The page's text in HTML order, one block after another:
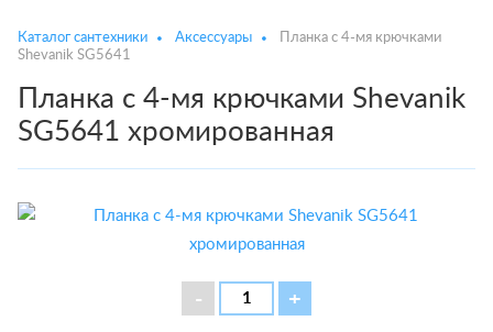
Каталог сантехники Аксессуары
Планка с 4-мя крючками
Shevanik SG5641
Планка с 4-мя крючками Shevanik
SG5641 хромированная